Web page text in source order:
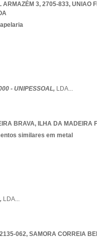
ARMAZÉM 3, 2705-833, UNIAO
- UNIPESSOAL, LDA...
BRAVA, ILHA DA MADEIRA
similares em metal
LDA...
062, SAMORA CORREIA